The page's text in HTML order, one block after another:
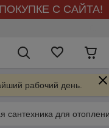
С САЙТА!
рабочий день.
сантехника для